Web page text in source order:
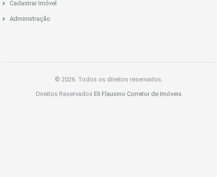
Cadastrar Imóvel
Administração
© 2026. Todos os direitos reservados.
Direitos Reservados Eli Flausino Corretor de Imóveis